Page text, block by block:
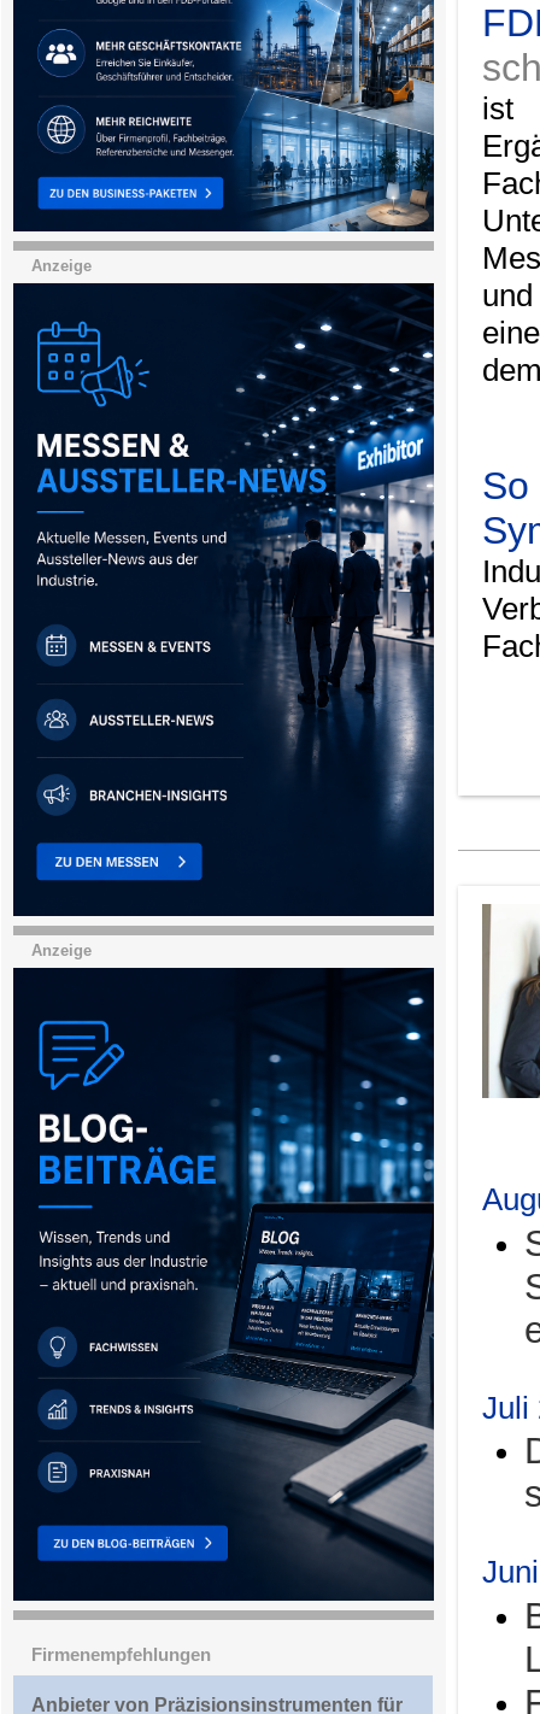
Anzeige
Anzeige
Firmenempfehlungen
Anbieter von Präzisionsinstrumenten für
ist
Juli